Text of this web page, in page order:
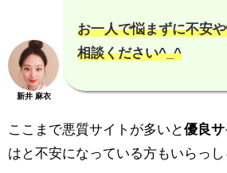
新井 麻衣
お一人で悩まずに不安
相談ください^_^
ここまで悪質サイトが多いと優良
はと不安になっている方もいらっし